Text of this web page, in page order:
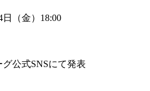
日（金）18:00
公式SNSにて発表